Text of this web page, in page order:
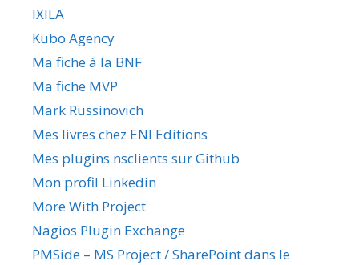
IXILA
Kubo Agency
Ma fiche à la BNF
Ma fiche MVP
Mark Russinovich
Mes livres chez ENI Editions
Mes plugins nsclients sur Github
Mon profil Linkedin
More With Project
Nagios Plugin Exchange
PMSide – MS Project / SharePoint dans le